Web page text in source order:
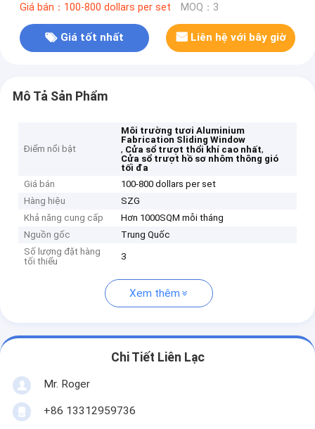
Giá bán：100-800 dollars per set MOQ：3
Giá tốt nhất Liên hệ với bây giờ
Mô Tả Sản Phẩm
Điểm nổi bật
Môi trường tươi Aluminium
Fabrication Sliding Window
, Cửa sổ trượt thổi khí cao nhất,
Cửa sổ trượt hồ sơ nhôm thông gió
tối đa
Giá bán
100-800 dollars per set
Hàng hiệu
SZG
Khả năng cung cấp
Hơn 1000SQM mỗi tháng
Nguồn gốc
Trung Quốc
Số lượng đặt hàng
tối thiểu
3
Xem thêm
Chi Tiết Liên Lạc
Mr. Roger
+86 13312959736